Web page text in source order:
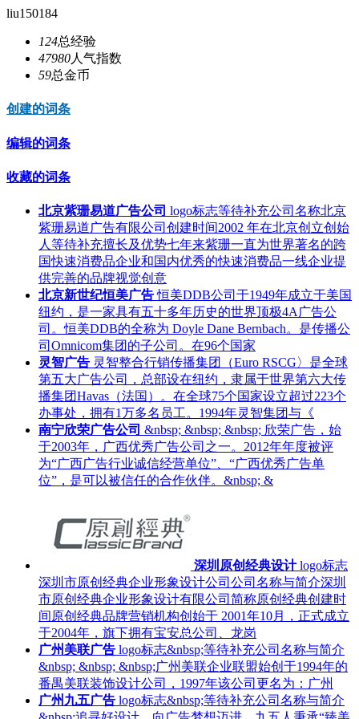
liu150184
124总经验
47980人气指数
59总金币
创建的词条
编辑的词条
收藏的词条
北京紫珊易道广告公司 logo标志等待补充公司名称北京
紫珊易道广告有限公司创建时间2002 年在北京创立创始
人等待补充擅长及优势七年来紫珊一直为世界著名的跨
国快速消费品企业和国内优秀的快速消费品一线企业提
供完善的品牌视觉创意
北京新世纪恒美广告 恒美DDB公司于1949年成立于美国
纽约，是一家具有五十多年历史的世界顶极4A广告公
司。恒美DDB的全称为 Doyle Dane Bernbach。是传播公
司Omnicom集团的子公司。在96个国家
灵智广告 灵智整合行销传播集团（Euro RSCG〉是全球
第五大广告公司，总部设在纽约，隶属于世界第六大传
播集团Havas（法国）。在全球75个国家设立超过223个
办事处，拥有1万多名员工。1994年灵智集团与《
南宁欣荣广告公司 &nbsp; &nbsp; &nbsp; 欣荣广告，始
于2003年，广西优秀广告公司之一。2012年年度被评
为“广西广告行业诚信经营单位”、“广西优秀广告单
位”，是可以被信任的合作伙伴。&nbsp; &
深圳原创经典设计 logo标志
深圳市原创经典企业形象设计公司公司名称与简介深圳
市原创经典企业形象设计有限公司简称原创经典创建时
间原创经典品牌营销机构创始于 2001年10月，正式成立
于2004年，旗下拥有宝安总公司、龙岗
广州美联广告 logo标志&nbsp;等待补充公司名称与简介
&nbsp; &nbsp; &nbsp;广州美联企业联盟始创于1994年的
番禺美联装饰设计公司，1997年该公司更名为：广州
广州九五广告 logo标志&nbsp;等待补充公司名称与简介